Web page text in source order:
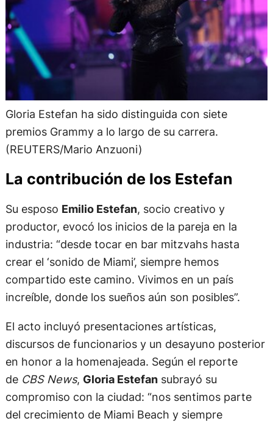
Gloria Estefan ha sido distinguida con siete
premios Grammy a lo largo de su carrera.
(REUTERS/Mario Anzuoni)
La contribución de los Estefan
Su esposo Emilio Estefan, socio creativo y
productor, evocó los inicios de la pareja en la
industria: “desde tocar en bar mitzvahs hasta
crear el ‘sonido de Miami’, siempre hemos
compartido este camino. Vivimos en un país
increíble, donde los sueños aún son posibles”.
El acto incluyó presentaciones artísticas,
discursos de funcionarios y un desayuno posterior
en honor a la homenajeada. Según el reporte
de CBS News, Gloria Estefansubrayó su
compromiso con la ciudad: “nos sentimos parte
del crecimiento de Miami Beach y siempre